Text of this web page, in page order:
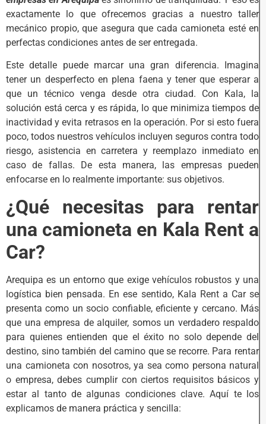
exactamente lo que ofrecemos gracias a nuestro taller
mecánico propio, que asegura que cada camioneta esté en
perfectas condiciones antes de ser entregada.
Este detalle puede marcar una gran diferencia. Imagina
tener un desperfecto en plena faena y tener que esperar a
que un técnico venga desde otra ciudad. Con Kala, la
solución está cerca y es rápida, lo que minimiza tiempos de
inactividad y evita retrasos en la operación. Por si esto fuera
poco, todos nuestros vehículos incluyen seguros contra todo
riesgo, asistencia en carretera y reemplazo inmediato en
caso de fallas. De esta manera, las empresas pueden
enfocarse en lo realmente importante: sus objetivos.
¿Qué necesitas para rentar
una camioneta en Kala Rent a
Car?
Arequipa es un entorno que exige vehículos robustos y una
logística bien pensada. En ese sentido, Kala Rent a Car se
presenta como un socio confiable, eficiente y cercano. Más
que una empresa de alquiler, somos un verdadero respaldo
para quienes entienden que el éxito no solo depende del
destino, sino también del camino que se recorre. Para rentar
una camioneta con nosotros, ya sea como persona natural
o empresa, debes cumplir con ciertos requisitos básicos y
estar al tanto de algunas condiciones clave. Aquí te los
explicamos de manera práctica y sencilla: